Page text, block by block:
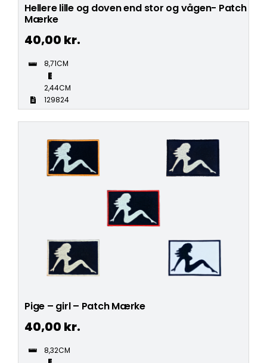
Hellere lille og doven end stor og vågen- Patch
Mærke
40,00 kr.
8,71CM
2,44CM
129824
Pige – girl – Patch Mærke
40,00 kr.
8,32CM